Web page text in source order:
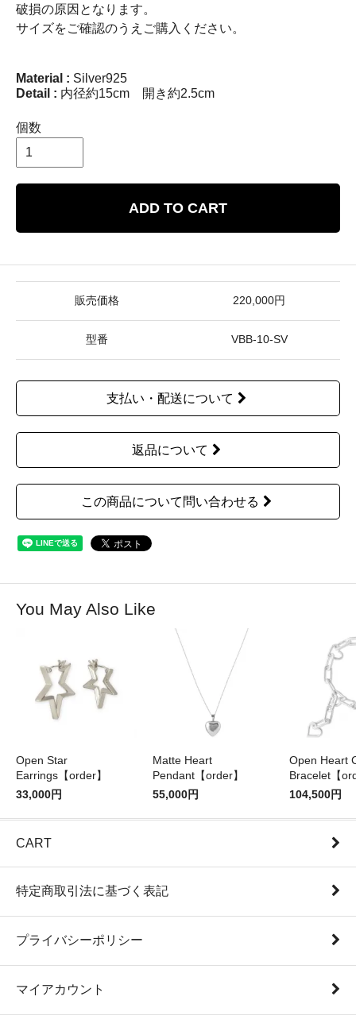
破損の原因となります。
サイズをご確認のうえご購入ください。
Material : Silver925
Detail : 内径約15cm 開き約2.5cm
個数
ADD TO CART
販売価格 220,000円
型番 VBB-10-SV
支払い・配送について
返品について
この商品について問い合わせる
You May Also Like
Open Star
Earrings【order】
33,000円
Matte Heart
Pendant【order】
55,000円
Open Heart
Bracelet【
104,500円
CART
特定商取引法に基づく表記
プライバシーポリシー
マイアカウント